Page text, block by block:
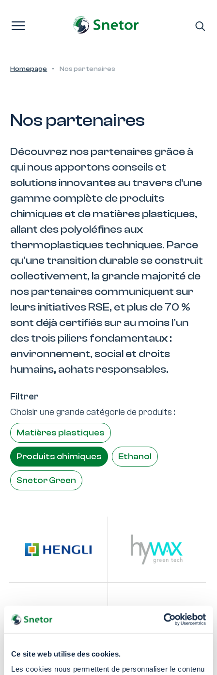
Ce site web utilise des cookies.
Les cookies nous permettent de personnaliser le contenu
Homepage - Nos partenaires
Nos partenaires
Découvrez nos partenaires grâce à
qui nous apportons conseils et
solutions innovantes au travers d'une
gamme complète de produits
chimiques et de matières plastiques,
allant des polyoléfines aux
thermoplastiques techniques. Parce
qu’une transition durable se construit
collectivement, la grande majorité de
nos partenaires communiquent sur
leurs initiatives RSE, et plus de 70 %
sont déjà certifiés sur au moins l’un
des trois piliers fondamentaux :
environnement, social et droits
humains, achats responsables.
Filtrer
Choisir une grande catégorie de produits :
Matières plastiques
Produits chimiques Ethanol
Snetor Green